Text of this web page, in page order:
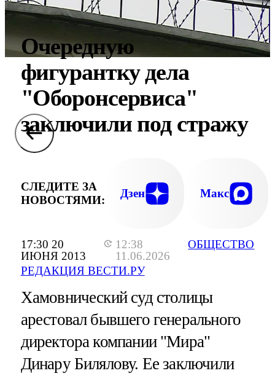
17:30 20
ИЮНЯ 2013
12:38
11.06.2026
РЕДАКЦИЯ ВЕСТИ.РУ
ОБЩЕСТВО
Очередную
фигурантку дела
"Оборонсервиса"
заключили под стражу
СЛЕДИТЕ ЗА
НОВОСТЯМИ:
Дзен Макс
Хамовнический суд столицы
арестовал бывшего генерального
директора компании "Мира"
Динару Билялову. Ее заключили